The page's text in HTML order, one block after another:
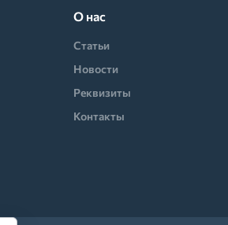
О нас
Статьи
Новости
Реквизиты
Контакты